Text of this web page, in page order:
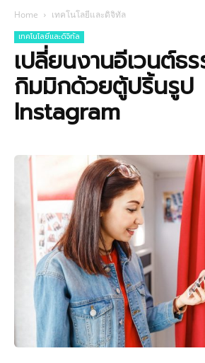
Home เทคโนโลยีและดิจิทัล
เทคโนโลยีและดิจิทัล
เปลี่ยนงานอีเวนต์ธ
กิมมิกด้วยตู้ปริ้นรูป
Instagram